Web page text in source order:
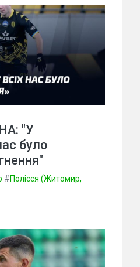
"У
було
#Полісся (Житомир,